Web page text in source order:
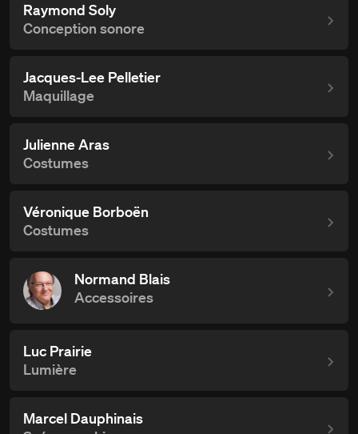
Raymond Soly
Conception sonore
Jacques-Lee Pelletier
Maquillage
Julienne Aras
Costumes
Véronique Borboën
Costumes
Normand Blais
Accessoires
Luc Prairie
Lumière
Marcel Dauphinais